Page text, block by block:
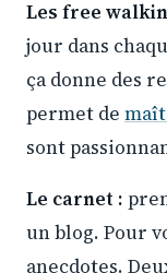
Les free
jour dans
ça donne des
permet de
sont
Le carnet :
un blog. Pour
anecdotes.